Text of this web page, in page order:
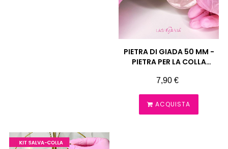
PIETRA DI GIADA 50 MM -
PIETRA PER LA COLLA
Prezzo
7,90 €
ACQUISTA